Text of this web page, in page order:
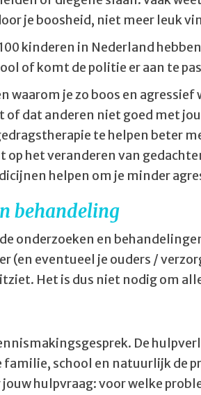
je boosheid, niet meer leuk
kinderen in Nederland
of komt de politie er aan te
waarom je zo boos en
of dat anderen niet goed met
te helpen beter
op het veranderen van
helpen om je minder
behandeling
onderzoeken en
(en eventueel je ouders /
Het is dus niet nodig om
De
familie, school en natuurlijk de
jouw hulpvraag: voor welke